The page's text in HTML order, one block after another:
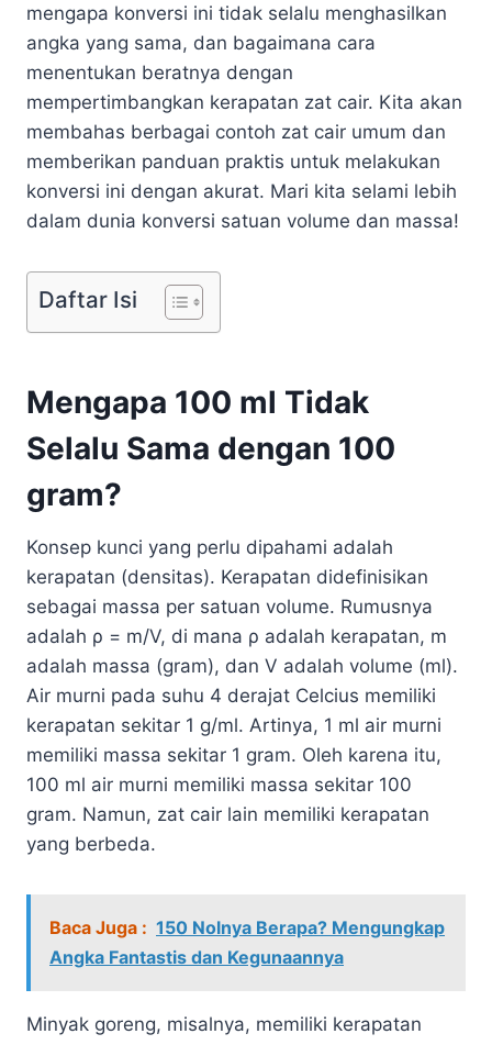
mengapa konversi ini tidak selalu menghasilkan
angka yang sama, dan bagaimana cara
menentukan beratnya dengan
mempertimbangkan kerapatan zat cair. Kita akan
membahas berbagai contoh zat cair umum dan
memberikan panduan praktis untuk melakukan
konversi ini dengan akurat. Mari kita selami lebih
dalam dunia konversi satuan volume dan massa!
Daftar Isi
Mengapa 100 ml Tidak
Selalu Sama dengan 100
gram?
Konsep kunci yang perlu dipahami adalah
kerapatan (densitas). Kerapatan didefinisikan
sebagai massa per satuan volume. Rumusnya
adalah ρ = m/V, di mana ρ adalah kerapatan, m
adalah massa (gram), dan V adalah volume (ml).
Air murni pada suhu 4 derajat Celcius memiliki
kerapatan sekitar 1 g/ml. Artinya, 1 ml air murni
memiliki massa sekitar 1 gram. Oleh karena itu,
100 ml air murni memiliki massa sekitar 100
gram. Namun, zat cair lain memiliki kerapatan
yang berbeda.
Baca Juga : 150 Nolnya Berapa? Mengungkap
Angka Fantastis dan Kegunaannya
Minyak goreng, misalnya, memiliki kerapatan